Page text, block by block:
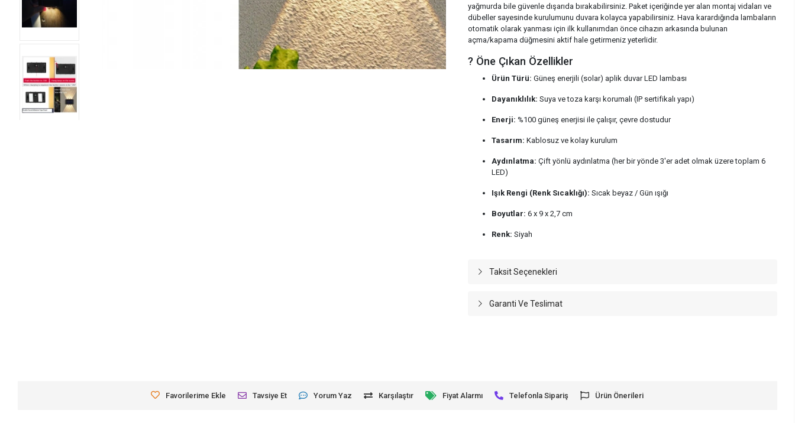
yağmurda bile güvenle dışarıda bırakabilirsiniz. Paket içeriğinde yer alan montaj vidaları ve
dübeller sayesinde kurulumunu duvara kolayca yapabilirsiniz. Hava karardığında lambaların
otomatik olarak yanması için ilk kullanımdan önce cihazın arkasında bulunan
açma/kapama düğmesini aktif hale getirmeniz yeterlidir.
? Öne Çıkan Özellikler
Ürün Türü: Güneş enerjili (solar) aplik duvar LED lambası
Dayanıklılık: Suya ve toza karşı korumalı (IP sertifikalı yapı)
Enerji: %100 güneş enerjisi ile çalışır, çevre dostudur
Tasarım: Kablosuz ve kolay kurulum
Aydınlatma: Çift yönlü aydınlatma (her bir yönde 3'er adet olmak üzere toplam 6
LED)
Işık Rengi (Renk Sıcaklığı): Sıcak beyaz / Gün ışığı
Boyutlar: 6 x 9 x 2,7 cm
Renk: Siyah
Taksit Seçenekleri
Garanti Ve Teslimat
Favorilerime Ekle Tavsiye Et Yorum Yaz Karşılaştır Fiyat Alarmı Telefonla Sipariş Ürün Önerileri